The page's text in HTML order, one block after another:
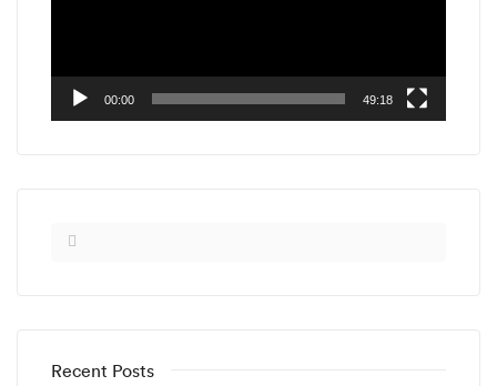
00:00 49:18
Recent Posts